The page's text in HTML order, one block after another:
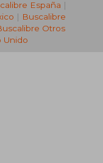
España |
| Buscalibre
Otros
Unido